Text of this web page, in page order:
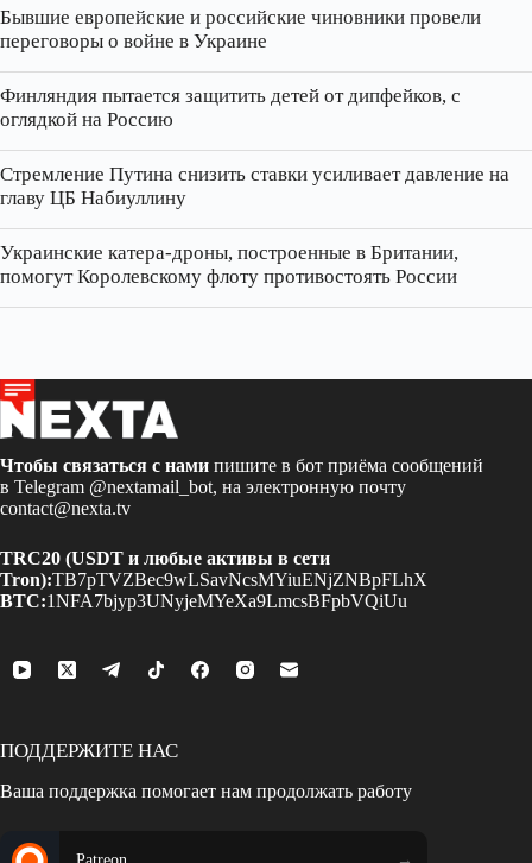
Бывшие европейские и российские чиновники провели
переговоры о войне в Украине
Финляндия пытается защитить детей от дипфейков, с
оглядкой на Россию
Стремление Путина снизить ставки усиливает давление на
главу ЦБ Набиуллину
Украинские катера‑дроны, построенные в Британии,
помогут Королевскому флоту противостоять России
Чтобы связаться с нами пишите в бот приёма сообщений
в Telegram @nextamail_bot, на электронную почту
contact@nexta.tv
TRC20 (USDT и любые активы в сети
Tron):TB7pTVZBec9wLSavNcsMYiuENjZNBpFLhX
BTC:1NFA7bjyp3UNyjeMYeXa9LmcsBFpbVQiUu
ПОДДЕРЖИТЕ НАС
Ваша поддержка помогает нам продолжать работу